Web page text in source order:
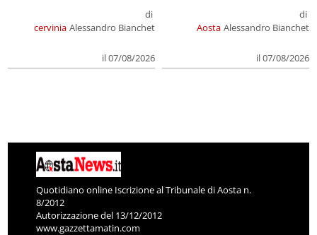
cervinia
di
Alessandro Bianchet
il 07/08/2026
Aosta
di
Alessandro Bianchet
il 07/08/2026
Quotidiano online Iscrizione al Tribunale di Aosta n.
8/2012
Autorizzazione del 13/12/2012
www.gazzettamatin.com